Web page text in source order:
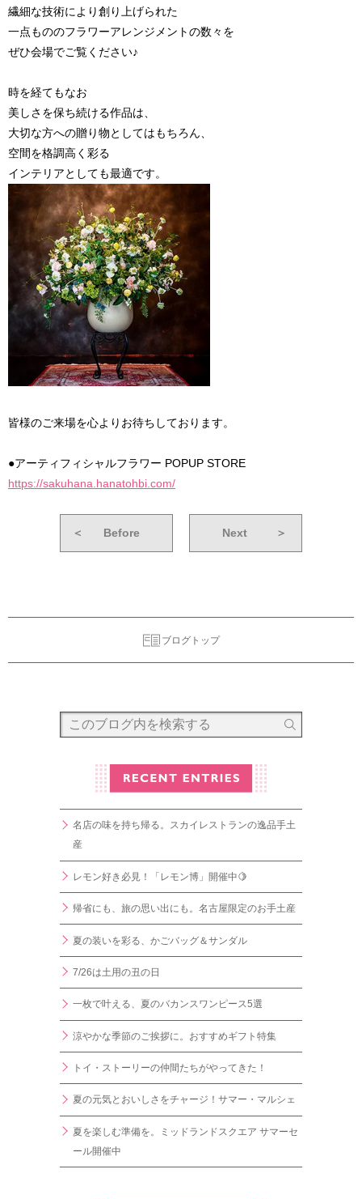
繊細な技術により創り上げられた
一点もののフラワーアレンジメントの数々を
ぜひ会場でご覧ください♪
時を経てもなお
美しさを保ち続ける作品は、
大切な方への贈り物としてはもちろん、
空間を格調高く彩る
インテリアとしても最適です。
皆様のご来場を心よりお待ちしております。
●アーティフィシャルフラワー POPUP STORE
https://sakuhana.hanatohbi.com/
＜ Before Next ＞
ブログトップ
名店の味を持ち帰る。スカイレストランの逸品手土
産
レモン好き必見！「レモン博」開催中🍋
帰省にも、旅の思い出にも。名古屋限定のお手土産
夏の装いを彩る、かごバッグ＆サンダル
7/26は土用の丑の日
一枚で叶える、夏のバカンスワンピース5選
涼やかな季節のご挨拶に。おすすめギフト特集
トイ・ストーリーの仲間たちがやってきた！
夏の元気とおいしさをチャージ！サマー・マルシェ
夏を楽しむ準備を。ミッドランドスクエア サマーセ
ール開催中